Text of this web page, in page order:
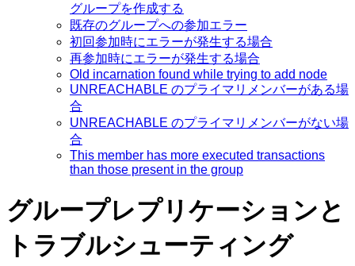
グループを作成する
既存のグループへの参加エラー
初回参加時にエラーが発生する場合
再参加時にエラーが発生する場合
Old incarnation found while trying to add node
UNREACHABLE のプライマリメンバーがある場
合
UNREACHABLE のプライマリメンバーがない場
合
This member has more executed transactions
than those present in the group
グループレプリケーションと
トラブルシューティング